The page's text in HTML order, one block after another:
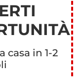
casa in 1-2